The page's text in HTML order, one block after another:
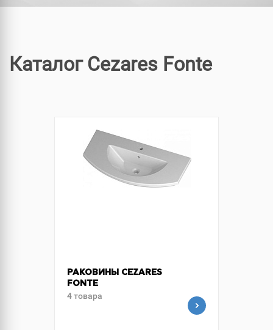
Каталог Cezares Fonte
РАКОВИНЫ CEZARES
FONTE
4 товара